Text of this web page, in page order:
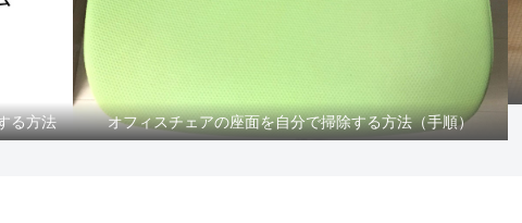
る方法 オフィスチェアの座面を自分で掃除する方法（手順）